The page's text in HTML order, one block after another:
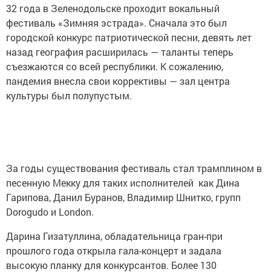
32 года в Зеленодольске проходит вокальный
фестиваль «Зимняя эстрада». Сначала это был
городской конкурс патриотической песни, девять лет
назад география расширилась — таланты теперь
съезжаются со всей республики. К сожалению,
пандемия внесла свои коррективы — зал центра
культуры был полупустым.
За годы существования фестиваль стал трамплином в
песенную Мекку для таких исполнителей как Дина
Гарипова, Данил Буранов, Владимир Шнитко, групп
Dorogudo и London.
Дарина Гизатуллина, обладательница гран-при
прошлого года открыла гала-концерт и задала
высокую планку для конкурсантов. Более 130